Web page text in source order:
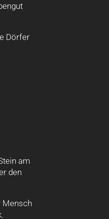
Dörfer
am
den
Mensch